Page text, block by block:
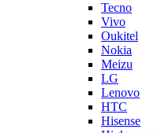
Tecno
Vivo
Oukitel
Nokia
Meizu
LG
Lenovo
HTC
Hisense